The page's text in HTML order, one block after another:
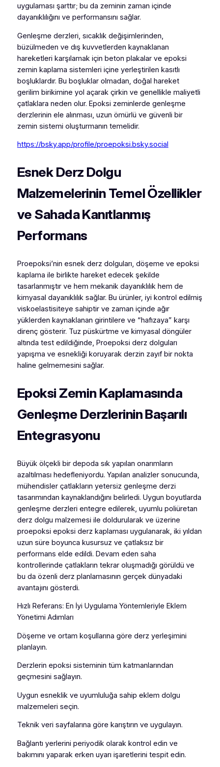
uygulaması şarttır; bu da zeminin zaman içinde
dayanıklılığını ve performansını sağlar.
Genleşme derzleri, sıcaklık değişimlerinden,
büzülmeden ve dış kuvvetlerden kaynaklanan
hareketleri karşılamak için beton plakalar ve epoksi
zemin kaplama sistemleri içine yerleştirilen kasıtlı
boşluklardır. Bu boşluklar olmadan, doğal hareket
gerilim birikimine yol açarak çirkin ve genellikle maliyetli
çatlaklara neden olur. Epoksi zeminlerde genleşme
derzlerinin ele alınması, uzun ömürlü ve güvenli bir
zemin sistemi oluşturmanın temelidir.
https://bsky.app/profile/proepoksi.bsky.social
Esnek Derz Dolgu
Malzemelerinin Temel Özellikler
ve Sahada Kanıtlanmış
Performans
Proepoksi’nin esnek derz dolguları, döşeme ve epoksi
kaplama ile birlikte hareket edecek şekilde
tasarlanmıştır ve hem mekanik dayanıklılık hem de
kimyasal dayanıklılık sağlar. Bu ürünler, iyi kontrol edilmiş
viskoelastisiteye sahiptir ve zaman içinde ağır
yüklerden kaynaklanan girintilere ve “hafızaya” karşı
direnç gösterir. Tuz püskürtme ve kimyasal döngüler
altında test edildiğinde, Proepoksi derz dolguları
yapışma ve esnekliği koruyarak derzin zayıf bir nokta
haline gelmemesini sağlar.
Epoksi Zemin Kaplamasında
Genleşme Derzlerinin Başarılı
Entegrasyonu
Büyük ölçekli bir depoda sık yapılan onarımların
azaltılması hedefleniyordu. Yapılan analizler sonucunda,
mühendisler çatlakların yetersiz genleşme derzi
tasarımından kaynaklandığını belirledi. Uygun boyutlarda
genleşme derzleri entegre edilerek, uyumlu poliüretan
derz dolgu malzemesi ile doldurularak ve üzerine
proepoksi epoksi derz kaplaması uygulanarak, iki yıldan
uzun süre boyunca kusursuz ve çatlaksız bir
performans elde edildi. Devam eden saha
kontrollerinde çatlakların tekrar oluşmadığı görüldü ve
bu da özenli derz planlamasının gerçek dünyadaki
avantajını gösterdi.
Hızlı Referans: En İyi Uygulama Yöntemleriyle Eklem
Yönetimi Adımları
Döşeme ve ortam koşullarına göre derz yerleşimini
planlayın.
Derzlerin epoksi sisteminin tüm katmanlarından
geçmesini sağlayın.
Uygun esneklik ve uyumluluğa sahip eklem dolgu
malzemeleri seçin.
Teknik veri sayfalarına göre karıştırın ve uygulayın.
Bağlantı yerlerini periyodik olarak kontrol edin ve
bakımını yaparak erken uyarı işaretlerini tespit edin.